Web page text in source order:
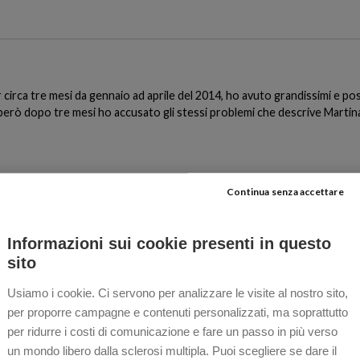
tre mesi da gennaio ad aprile del 2014, ho avuto grandissimi e
dopo tre mesi ho accusato gli stessi problemi che descrive
quale soffro maledettamente…( Vorrei sapere se è vero )
di un anno e non è migliorato affatto, anzi, negli ultimi mesi
Informazioni sui cookie presenti in questo
sito
Usiamo i cookie. Ci servono per analizzare le visite al nostro sito,
per proporre campagne e contenuti personalizzati, ma soprattutto
per ridurre i costi di comunicazione e fare un passo in più verso
un mondo libero dalla sclerosi multipla. Puoi scegliere se dare il
Continua senza accettare